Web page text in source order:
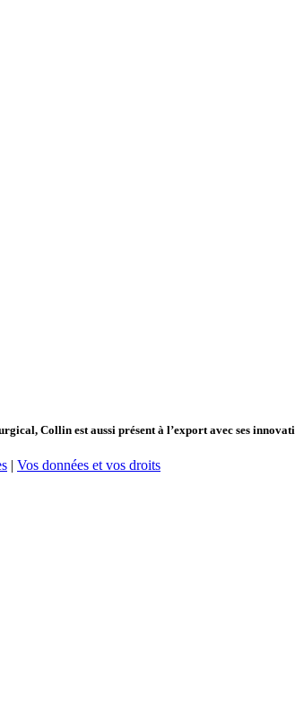
Collin est aussi présent à l’export avec ses
| Vos données et vos droits